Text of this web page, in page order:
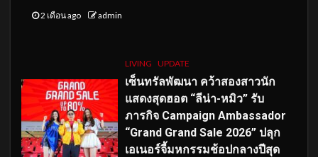
2 เดือน ago admin
LIVING UPDATE
เซ็นทรัลพัฒนา คว้าสองสาวนัก
แสดงสุดฮอต “ลีน่า-หมิว” รับ
ภารกิจ Campaign Ambassador
“Grand Grand Sale 2026” ปลุก
เอเนอร์จี้มหกรรมช้อปกลางปีสุด